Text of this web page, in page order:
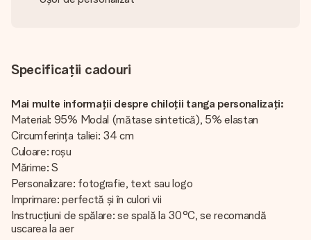
Specificații cadouri
Mai multe informații despre chiloții tanga personalizați:
Material: 95% Modal (mătase sintetică), 5% elastan
Circumferința taliei: 34 cm
Culoare: roșu
Mărime: S
Personalizare: fotografie, text sau logo
Imprimare: perfectă și în culori vii
Instrucțiuni de spălare: se spală la 30°C, se recomandă
uscarea la aer